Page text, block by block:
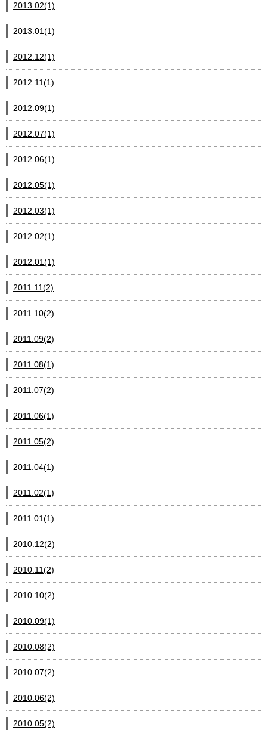
2013.02(1)
2013.01(1)
2012.12(1)
2012.11(1)
2012.09(1)
2012.07(1)
2012.06(1)
2012.05(1)
2012.03(1)
2012.02(1)
2012.01(1)
2011.11(2)
2011.10(2)
2011.09(2)
2011.08(1)
2011.07(2)
2011.06(1)
2011.05(2)
2011.04(1)
2011.02(1)
2011.01(1)
2010.12(2)
2010.11(2)
2010.10(2)
2010.09(1)
2010.08(2)
2010.07(2)
2010.06(2)
2010.05(2)